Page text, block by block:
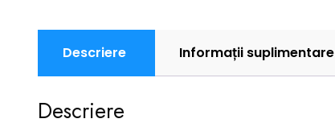
Descriere Informații suplimentare
Descriere